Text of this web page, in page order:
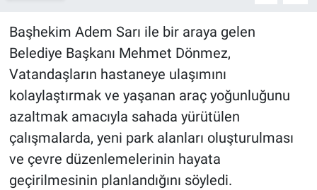
Başhekim Adem Sarı ile bir araya gelen
Belediye Başkanı Mehmet Dönmez,
Vatandaşların hastaneye ulaşımını
kolaylaştırmak ve yaşanan araç yoğunluğunu
azaltmak amacıyla sahada yürütülen
çalışmalarda, yeni park alanları oluşturulması
ve çevre düzenlemelerinin hayata
geçirilmesinin planlandığını söyledi.